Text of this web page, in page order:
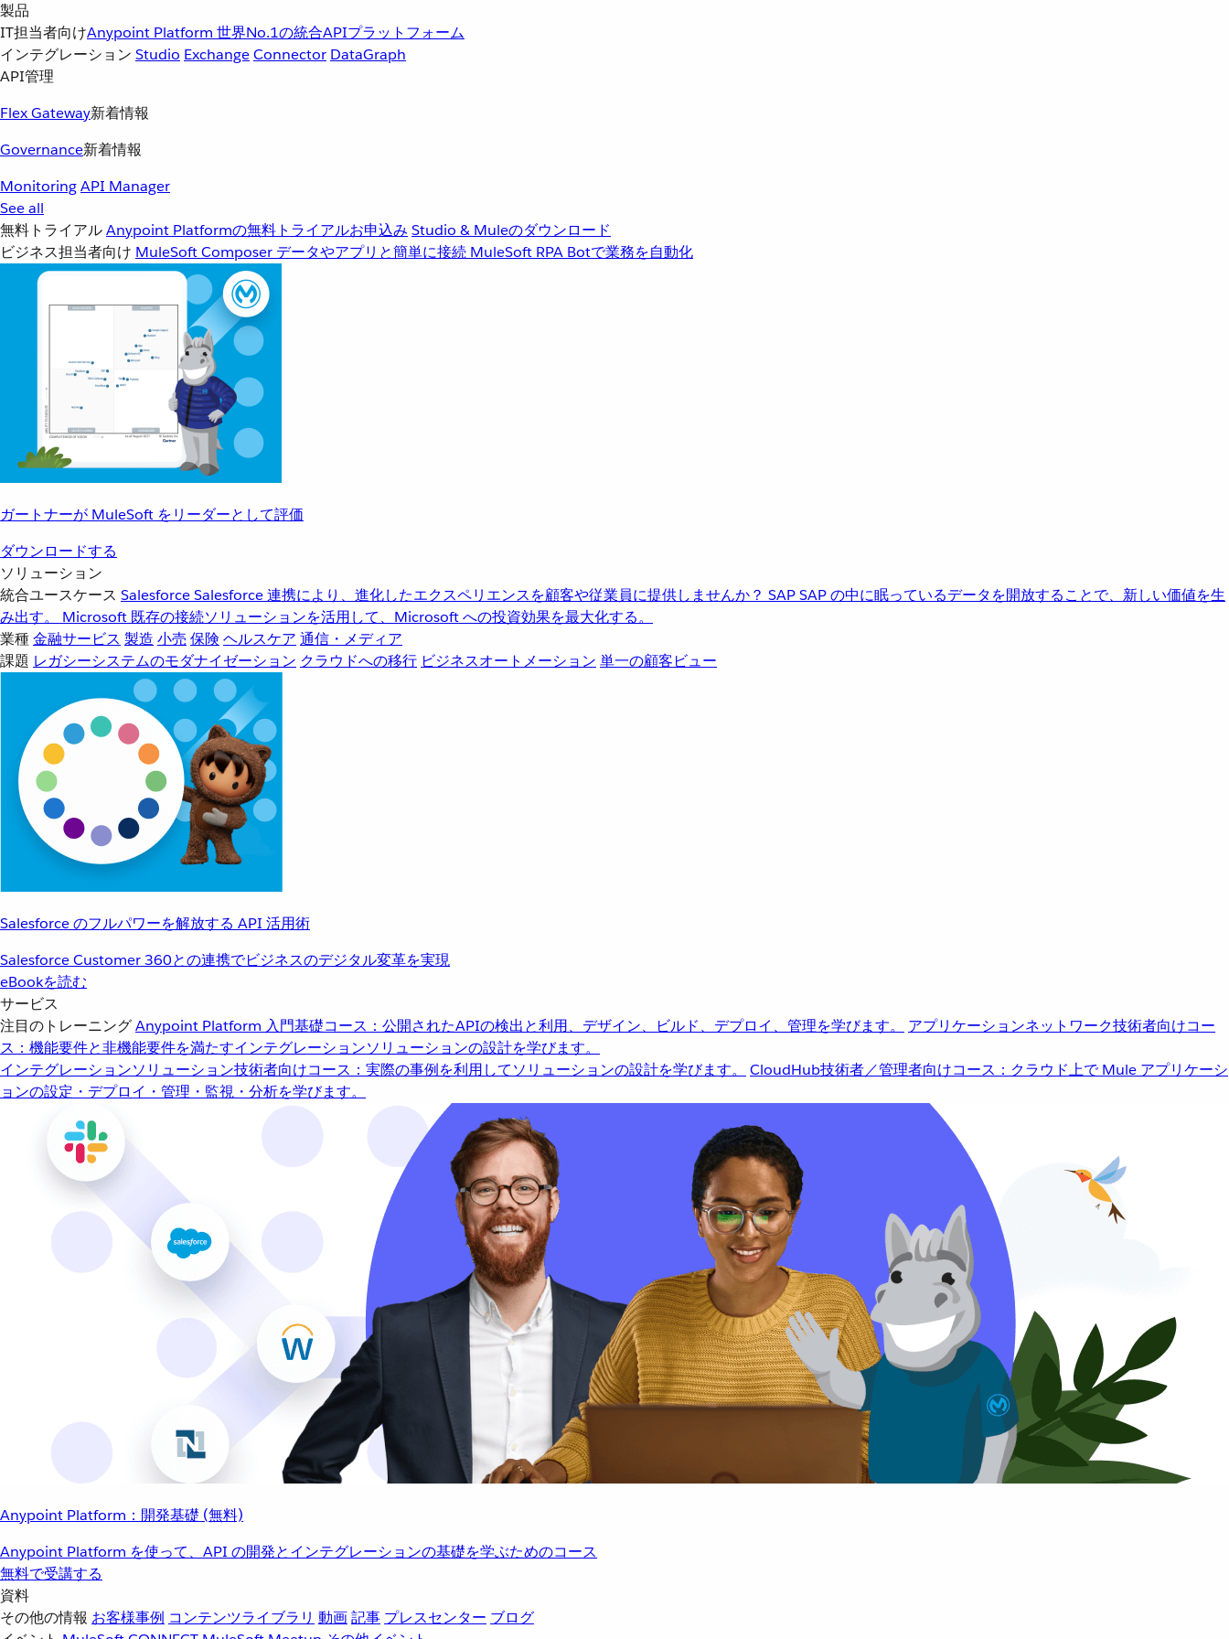
製品
IT担当者向けAnypoint Platform 世界No.1の統合APIプラットフォーム
インテグレーション Studio ExchangeConnector DataGraph
API管理
Flex Gateway新着情報
Governance新着情報
MonitoringAPI Manager
See all
無料トライアルAnypoint Platformの無料トライアルお申込み Studio & Muleのダウンロード
ビジネス担当者向け MuleSoft Composer データやアプリと簡単に接続 MuleSoft RPA Botで業務を自動化
ガートナーが MuleSoft をリーダーとして評価
ダウンロードする
ソリューション
統合ユースケース SalesforceSalesforce 連携により、進化したエクスペリエンスを顧客や従業員に提供しませんか？ SAPSAP の中に眠っているデータを開放することで、新しい価値を生
み出す。
Microsoft 既存の接続ソリューションを活用して、Microsoft への投資効果を最大化する。
業種金融サービス 製造 小売 保険 ヘルスケア 通信・メディア
課題 レガシーシステムのモダナイゼーション クラウドへの移行 ビジネスオートメーション 単一の顧客ビュー
Salesforce のフルパワーを解放する API 活用術
Salesforce Customer 360との連携でビジネスのデジタル変革を実現
eBookを読む
サービス
注目のトレーニングAnypoint Platform 入門基礎コース：公開されたAPIの検出と利用、デザイン、ビルド、デプロイ、管理を学びます。 アプリケーションネットワーク技術者向けコー
ス：機能要件と非機能要件を満たすインテグレーションソリューションの設計を学びます。
インテグレーションソリューション技術者向けコース：実際の事例を利用してソリューションの設計を学びます。 CloudHub技術者／管理者向けコース：クラウド上で Mule アプリケーシ
ョンの設定・デプロイ・管理・監視・分析を学びます。
Anypoint Platform：開発基礎 (無料)
Anypoint Platform を使って、API の開発とインテグレーションの基礎を学ぶためのコース
無料で受講する
資料
その他の情報 お客様事例 コンテンツライブラリ 動画記事 プレスセンター ブログ